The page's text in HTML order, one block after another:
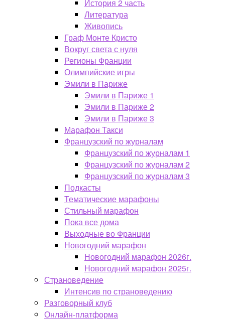
История 2 часть
Литература
Живопись
Граф Монте Кристо
Вокруг света с нуля
Регионы Франции
Олимпийские игры
Эмили в Париже
Эмили в Париже 1
Эмили в Париже 2
Эмили в Париже 3
Марафон Такси
Французский по журналам
Французский по журналам 1
Французский по журналам 2
Французский по журналам 3
Подкасты
Тематические марафоны
Стильный марафон
Пока все дома
Выходные во Франции
Новогодний марафон
Новогодний марафон 2026г.
Новогодний марафон 2025г.
Страноведение
Интенсив по страноведению
Разговорный клуб
Онлайн-платформа